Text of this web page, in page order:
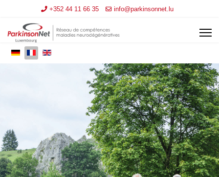
+352 44 11 66 35 info@parkinsonnet.lu